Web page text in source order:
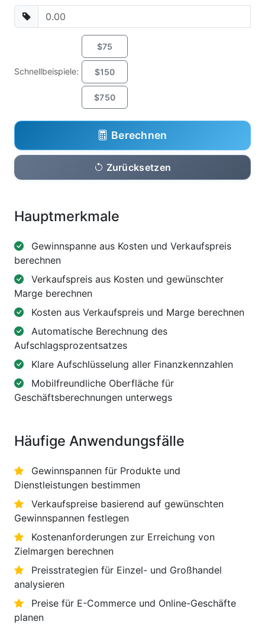
Schnellbeispiele:
$75
$150
$750
Berechnen
Zurücksetzen
Hauptmerkmale
Gewinnspanne aus Kosten und Verkaufspreis
berechnen
Verkaufspreis aus Kosten und gewünschter
Marge berechnen
Kosten aus Verkaufspreis und Marge berechnen
Automatische Berechnung des
Aufschlagsprozentsatzes
Klare Aufschlüsselung aller Finanzkennzahlen
Mobilfreundliche Oberfläche für
Geschäftsberechnungen unterwegs
Häufige Anwendungsfälle
Gewinnspannen für Produkte und
Dienstleistungen bestimmen
Verkaufspreise basierend auf gewünschten
Gewinnspannen festlegen
Kostenanforderungen zur Erreichung von
Zielmargen berechnen
Preisstrategien für Einzel- und Großhandel
analysieren
Preise für E-Commerce und Online-Geschäfte
planen